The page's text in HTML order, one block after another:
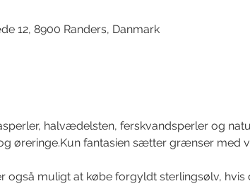
12, 8900 Randers, Danmark
halvædelsten, ferskvandsperler og
øreringe.Kun fantasien sætter grænser med
også muligt at købe forgyldt sterlingsølv,